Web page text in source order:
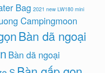
Bag 2021 new LW180 mini
Campingmoon
Bàn dã ngoại
Bàn dã ngoại